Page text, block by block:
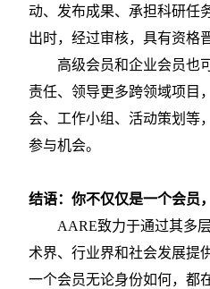
动、发布成果、承担科研任
出时，经过审核，具有资格
高级会员和企业会员也
责任、领导更多跨领域项目
会、工作小组、活动策划等
参与机会。
结语：你不仅仅是一个会员
AARE致力于通过其多
术界、行业界和社会发展提
一个会员无论身份如何，都